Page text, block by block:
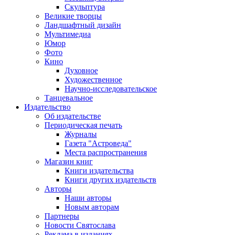
Скульптура
Великие творцы
Ландшафтный дизайн
Мультимедиа
Юмор
Фото
Кино
Духовное
Художественное
Научно-исследовательское
Танцевальное
Издательство
Об издательстве
Периодическая печать
Журналы
Газета "Астроведа"
Места распространения
Магазин книг
Книги издательства
Книги других издательств
Авторы
Наши авторы
Новым авторам
Партнеры
Новости Святослава